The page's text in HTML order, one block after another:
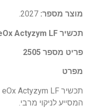
מוצר מספר: 2027.
תכשיר eOx Actyzym LF
פריט מספר 2505
מפרט
המסייע לניקוי מרבי.